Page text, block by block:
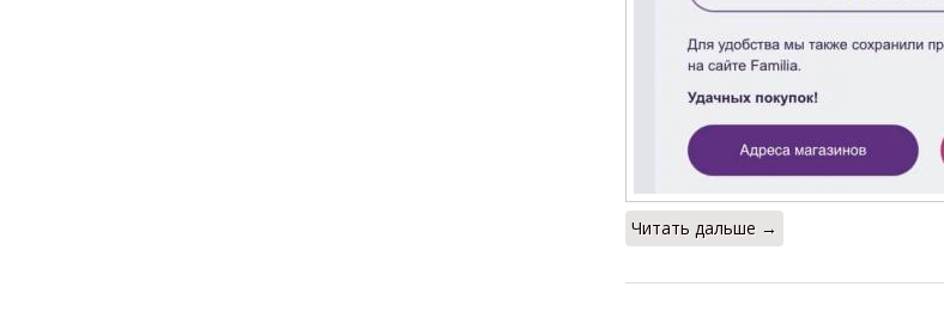
Читать дальше →